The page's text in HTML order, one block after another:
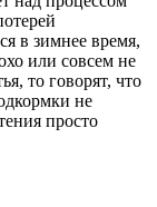
в зимнее время,
или совсем не
то говорят, что
не
просто